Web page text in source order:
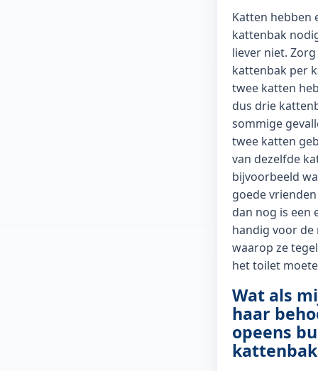
Katten hebben
kattenbak
liever niet.
kattenbak per
twee katten
dus drie
sommige
twee katten
van dezelfde
bijvoorbeeld
goede
dan nog is een
handig voor
waarop ze
het toilet
Wat als
haar
opeens